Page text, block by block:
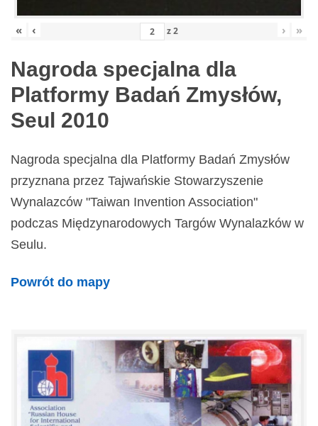
« ‹ z2 › »
Nagroda specjalna dla
Platformy Badań Zmysłów,
Seul 2010
Nagroda specjalna dla Platformy Badań Zmysłów
przyznana przez Tajwańskie Stowarzyszenie
Wynalazców "Taiwan Invention Association"
podczas Międzynarodowych Targów Wynalazków w
Seulu.
Powrót do mapy